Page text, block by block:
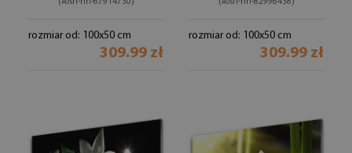
(#osh-nn-67914730)
rozmiar od: 100x50 cm
309.99 zł
(#osh-nn-82996438)
rozmiar od: 100x50 cm
309.99 zł